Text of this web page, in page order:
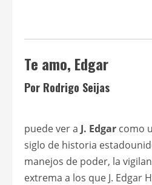
Te amo, Edgar
Por Rodrigo Seijas
puede ver a J. Edgar como
siglo de historia
manejos de poder, la
extrema a los que J. Edgar